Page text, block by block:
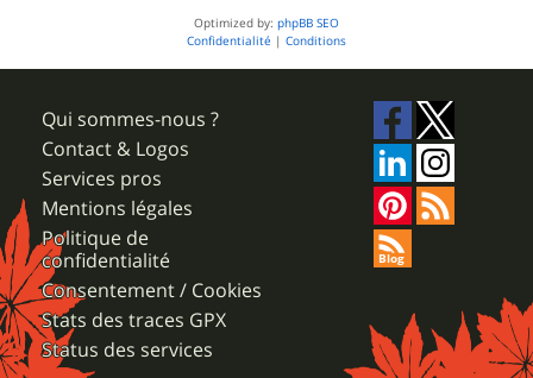
Optimized by: phpBB SEO
Confidentialité | Conditions
Qui sommes-nous ?
Contact & Logos
Services pros
Mentions légales
Politique de
confidentialité
Consentement / Cookies
Stats des traces GPX
Status des services